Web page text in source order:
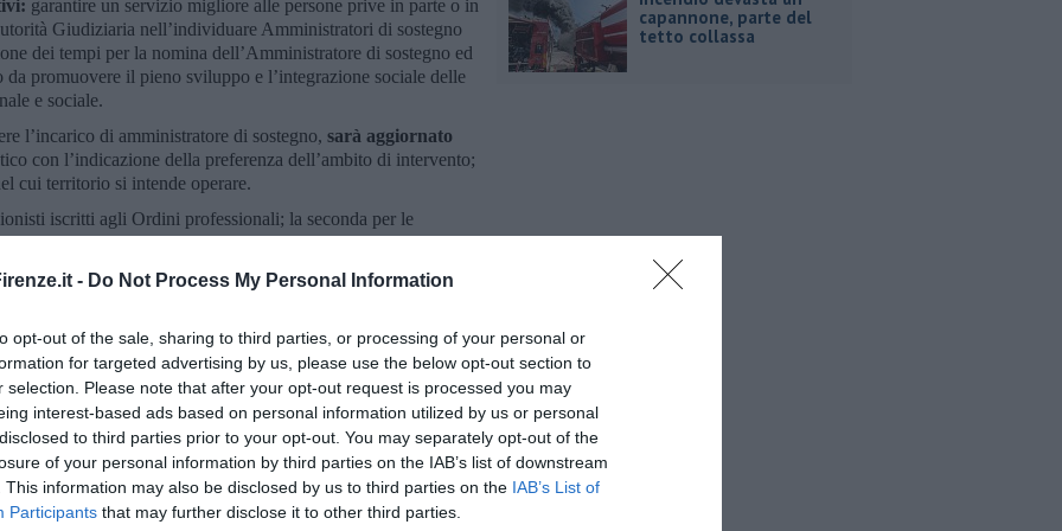
- Do Not Process My Personal Information
opt-out of the sale, sharing to third parties, or processing of your personal or
for targeted advertising by us, please use the below opt-out section to
selection. Please note that after your opt-out request is processed you may
interest-based ads based on personal information utilized by us or personal
to third parties prior to your opt-out. You may separately opt-out of the
of your personal information by third parties on the IAB’s list of downstream
This information may also be disclosed by us to third parties on the IAB’s List of
Participants that may further disclose it to other third parties.
garantire un servizio migliore alle persone prive in parte o in
Giudiziaria nell’individuare Amministratori di sostegno
dei tempi per la nomina dell’Amministratore di sostegno ed
promuovere il pieno sviluppo e l’integrazione sociale delle
e sociale.
l’incarico di amministratore di sostegno, sarà aggiornato
con l’indicazione della preferenza dell’ambito di intervento;
cui territorio si intende operare.
iscritti agli Ordini professionali; la seconda per le
Promozione sociale che operano nel sistema sociale e socio
del legale rappresentante assumere la funzione di
è dedicata alle persone, adeguatamente formate e disponibili
sarà trasmetto agli Uffici della volontaria giurisdizione dei
direzioni delle Società della Salute della USL Toscana
con l’agenzia formativa dell’azienda USL
corsi di formazione e di aggiornamento. Per l’anno 2023
; le modalità di iscrizione sono consultabili sul sito
scaricabile dal sito web dell’ASL Tc
inviate al Dipartimento dei Servizi Sociali dell’Azienda ASL
o a
capannone, parte del
tetto collassa